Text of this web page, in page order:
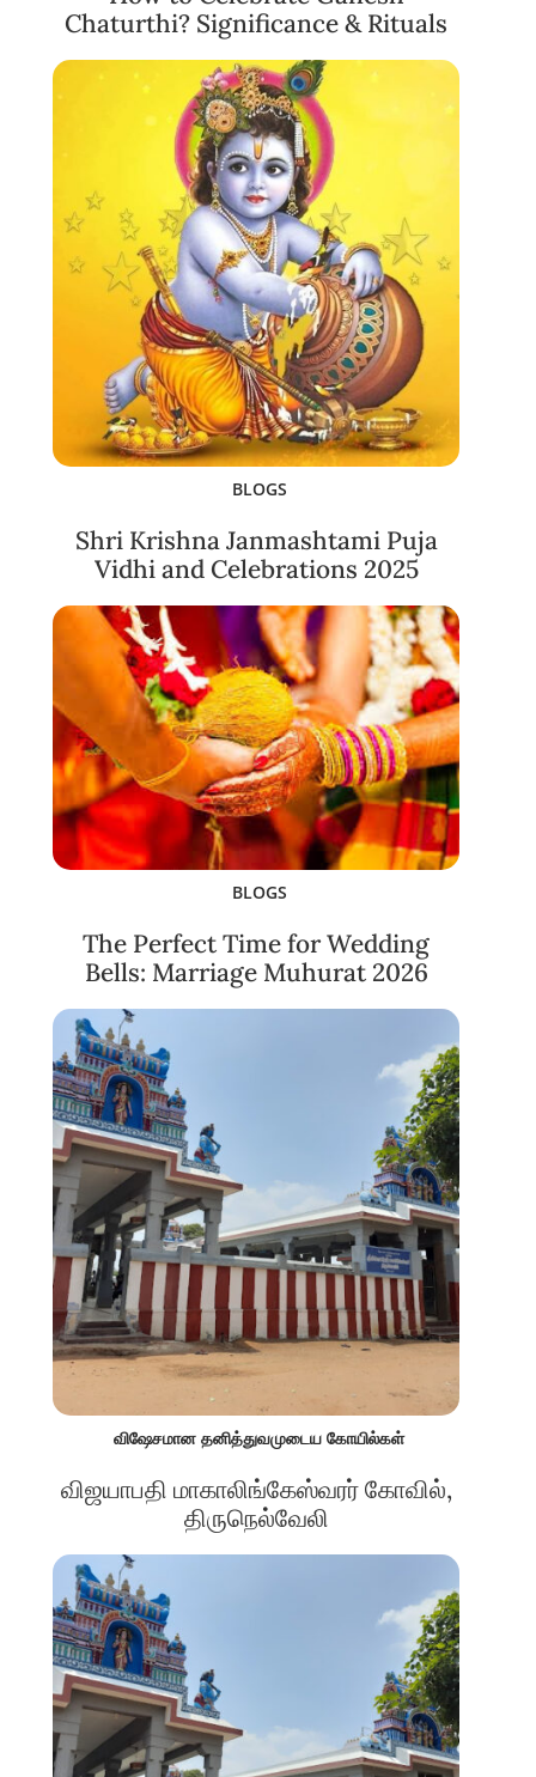
Chaturthi? Significance & Rituals
BLOGS
Shri Krishna Janmashtami Puja
Vidhi and Celebrations 2025
BLOGS
The Perfect Time for Wedding
Bells: Marriage Muhurat 2026
விஷேசமான தனித்துவமுடைய கோயில்கள்
விஜயாபதி மாகாலிங்கேஸ்வரர் கோவில்,
திருநெல்வேலி